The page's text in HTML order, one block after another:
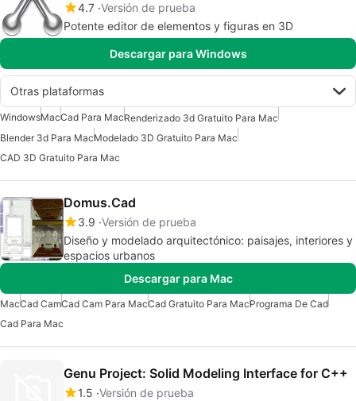
4.7 Versión de prueba
Potente editor de elementos y figuras en 3D
Descargar para Windows
Otras plataformas
WindowsMacCad Para MacRenderizado 3d Gratuito Para Mac
Blender 3d Para MacModelado 3D Gratuito Para Mac
CAD 3D Gratuito Para Mac
Domus.Cad
3.9 Versión de prueba
Diseño y modelado arquitectónico: paisajes, interiores y
espacios urbanos
Descargar para Mac
MacCad CamCad Cam Para MacCad Gratuito Para MacPrograma De Cad
Cad Para Mac
Genu Project: Solid Modeling Interface for C++
1.5 Versión de prueba